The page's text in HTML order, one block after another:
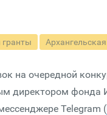
гранты
на очередной
директором фонда
Telegram (